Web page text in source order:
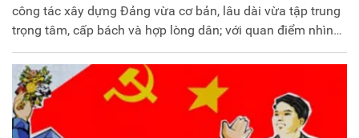
công tác xây dựng Đảng vừa cơ bản, lâu dài vừa tập trung
trọng tâm, cấp bách và hợp lòng dân; với quan điểm nhìn
thẳng vào sự thật, nói rõ sự thật, đánh giá giá đúng sự thật,
gắn chặt phòng với chủ động tiến công để xây dựng Đảng
trong sạch vững mạnh.